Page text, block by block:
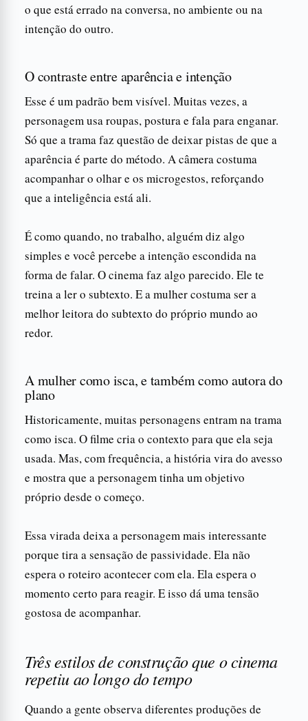
o que está errado na conversa, no ambiente ou na
intenção do outro.
O contraste entre aparência e intenção
Esse é um padrão bem visível. Muitas vezes, a
personagem usa roupas, postura e fala para enganar.
Só que a trama faz questão de deixar pistas de que a
aparência é parte do método. A câmera costuma
acompanhar o olhar e os microgestos, reforçando
que a inteligência está ali.
É como quando, no trabalho, alguém diz algo
simples e você percebe a intenção escondida na
forma de falar. O cinema faz algo parecido. Ele te
treina a ler o subtexto. E a mulher costuma ser a
melhor leitora do subtexto do próprio mundo ao
redor.
A mulher como isca, e também como autora do
plano
Historicamente, muitas personagens entram na trama
como isca. O filme cria o contexto para que ela seja
usada. Mas, com frequência, a história vira do avesso
e mostra que a personagem tinha um objetivo
próprio desde o começo.
Essa virada deixa a personagem mais interessante
porque tira a sensação de passividade. Ela não
espera o roteiro acontecer com ela. Ela espera o
momento certo para reagir. E isso dá uma tensão
gostosa de acompanhar.
Três estilos de construção que o cinema
repetiu ao longo do tempo
Quando a gente observa diferentes produções de